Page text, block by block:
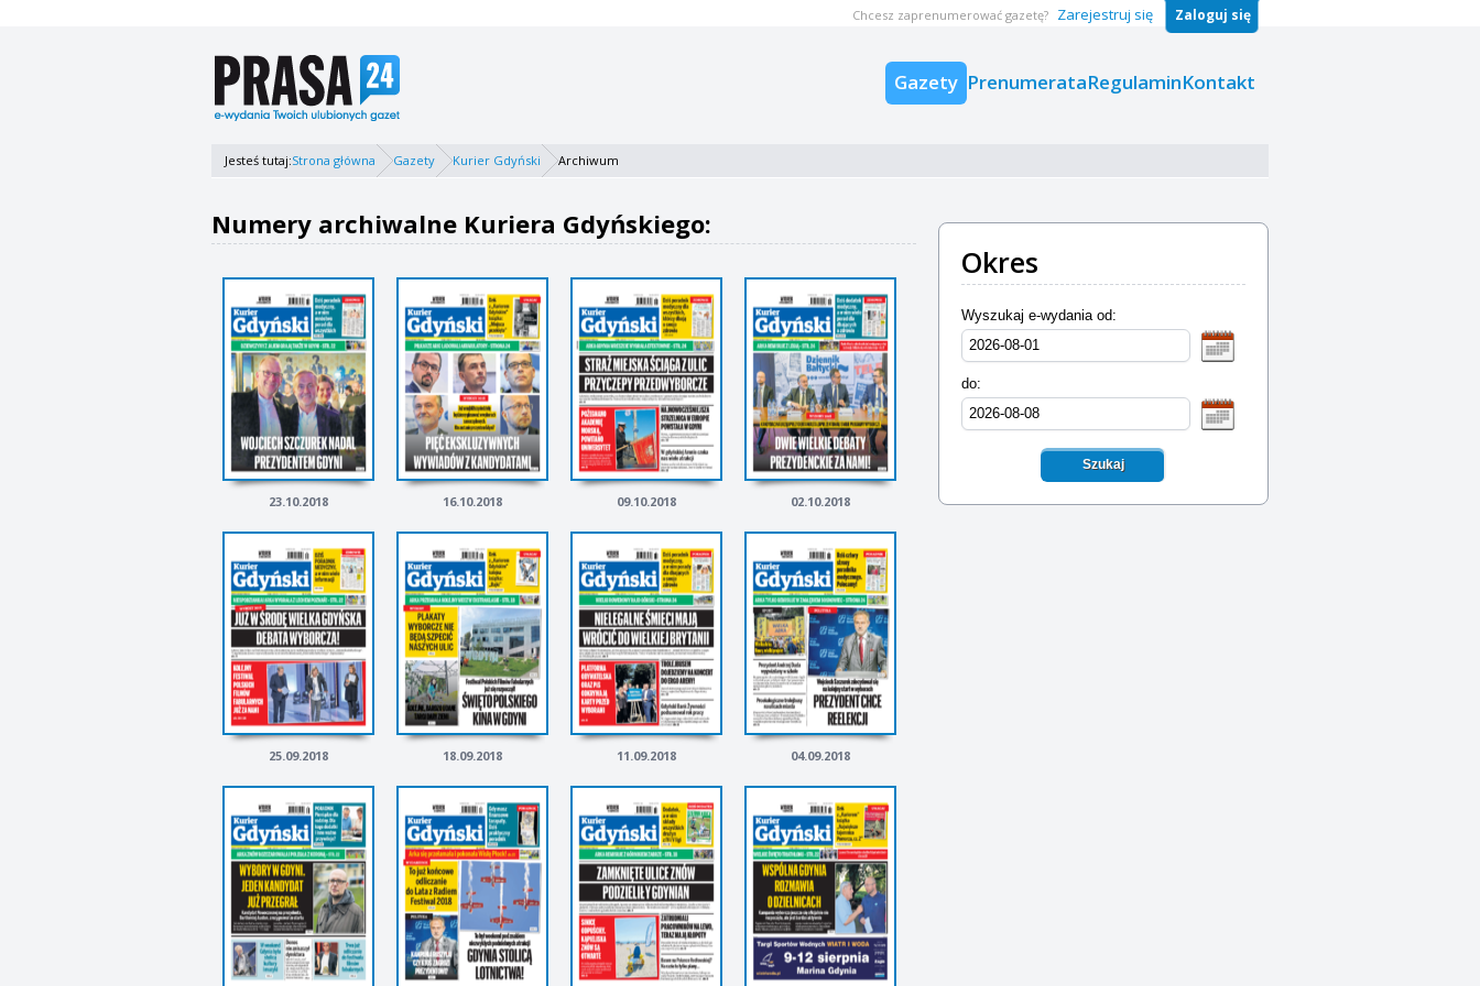
Gazety PrenumerataRegulaminKontakt
Chcesz zaprenumerować gazetę? Zarejestruj się Zaloguj się
Jesteś tutaj:Strona główna Gazety Kurier Gdyński Archiwum
Okres
Wyszukaj e-wydania od:
do:
Szukaj
Numery archiwalne Kuriera Gdyńskiego:
23.10.2018 16.10.2018 09.10.2018 02.10.2018
25.09.2018 18.09.2018 11.09.2018 04.09.2018